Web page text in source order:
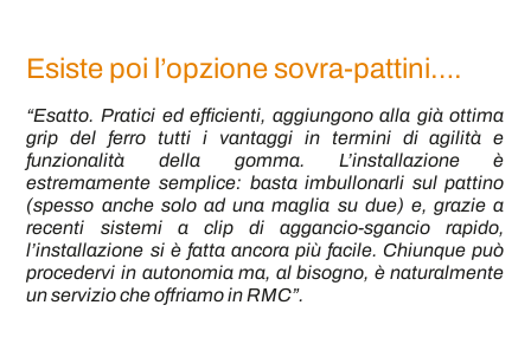
Esiste poi l’opzione sovra-pattini….
“Esatto. Pratici ed efficienti, aggiungono alla già ottima
grip del ferro tutti i vantaggi in termini di agilità e
funzionalità della gomma. L’installazione è
estremamente semplice: basta imbullonarli sul pattino
(spesso anche solo ad una maglia su due) e, grazie a
recenti sistemi a clip di aggancio-sgancio rapido,
l’installazione si è fatta ancora più facile. Chiunque può
procedervi in autonomia ma, al bisogno, è naturalmente
un servizio che offriamo in RMC”.